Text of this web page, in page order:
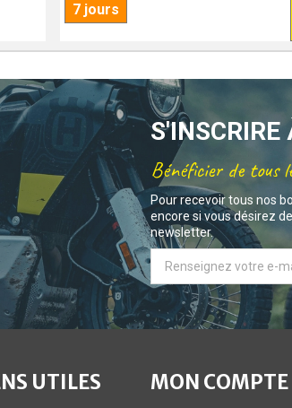
7 jours
Bénéficier de tous
Pour recevoir tous nos
encore si vous désirez
newsletter.
UTILES MON COMPTE